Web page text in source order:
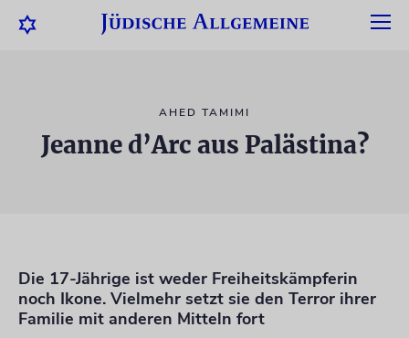
AHED TAMIMI
Jeanne d’Arc aus Palästina?
Die 17-Jährige ist weder Freiheitskämpferin
noch Ikone. Vielmehr setzt sie den Terror ihrer
Familie mit anderen Mitteln fort